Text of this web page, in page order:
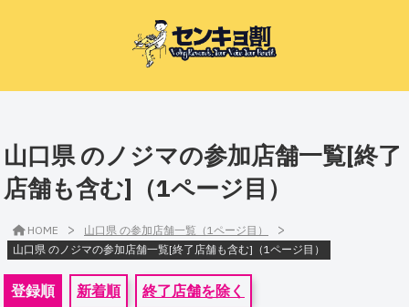
山口県 のノジマの参加店舗一覧[終了
店舗も含む]（1ページ目）
HOME > 山口県 の参加店舗一覧（1ページ目） >
山口県 のノジマの参加店舗一覧[終了店舗も含む]（1ページ目）
登録順 新着順 終了店舗を除く